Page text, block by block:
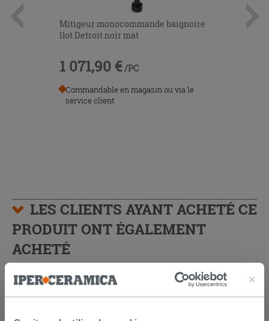
Mitigeur monocommande baignoire
îlot Detroit noir mat
1 071,90 € /PC
Commandable en magasin ou via le
service client
LES CLIENTS AYANT ACHETÉ CE
PRODUIT ONT ÉGALEMENT
ACHETÉ